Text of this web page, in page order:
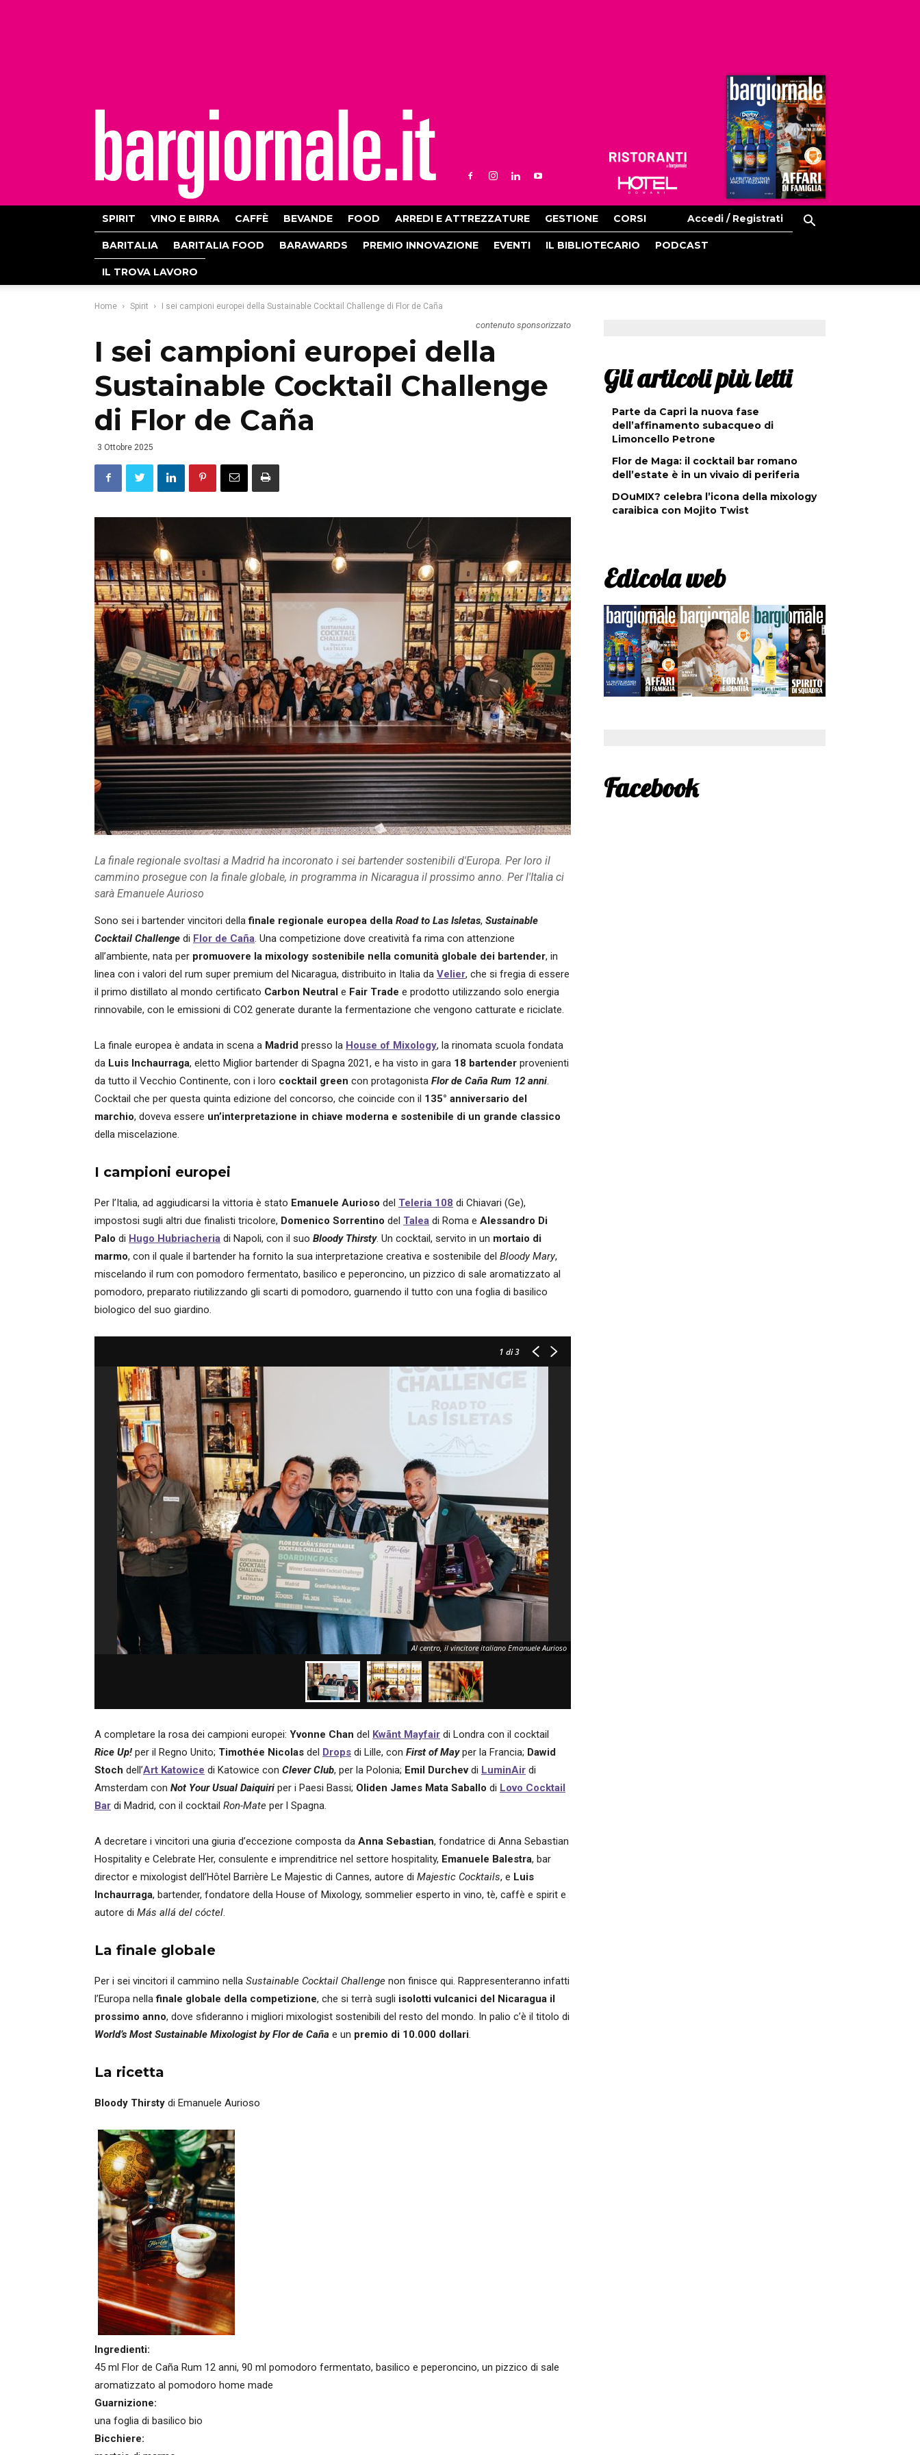
Ristoranti
Hoteldomani
SPIRIT VINO E BIRRA CAFFÈ BEVANDE FOOD ARREDI E ATTREZZATURE GESTIONE CORSI Accedi / Registrati
BARITALIA BARITALIA FOOD BARAWARDS PREMIO INNOVAZIONE EVENTI IL BIBLIOTECARIO PODCAST
IL TROVA LAVORO
Home Spirit I sei campioni europei della Sustainable Cocktail Challenge di Flor de Caña
contenuto sponsorizzato
I sei campioni europei della
Sustainable Cocktail Challenge
di Flor de Caña
3 Ottobre 2025
La finale regionale svoltasi a Madrid ha incoronato i sei bartender sostenibili d'Europa. Per loro il
cammino prosegue con la finale globale, in programma in Nicaragua il prossimo anno. Per l'Italia ci
sarà Emanuele Aurioso
Sono sei i bartender vincitori dellafinale regionale europea della Road to Las Isletas, Sustainable
Cocktail Challenge di Flor de Caña. Una competizione dove creatività fa rima con attenzione
all’ambiente, nata per promuovere la mixology sostenibile nella comunità globale dei bartender, in
linea con i valori del rum super premium del Nicaragua, distribuito in Italia da Velier, che si fregia di essere
il primo distillato al mondo certificato Carbon Neutral e Fair Trade e prodotto utilizzando solo energia
rinnovabile, con le emissioni di CO2 generate durante la fermentazione che vengono catturate e riciclate.
La finale europea è andata in scena a Madrid presso la House of Mixology, la rinomata scuola fondata
da Luis Inchaurraga, eletto Miglior bartender di Spagna 2021, e ha visto in gara 18 bartender provenienti
da tutto il Vecchio Continente, con i loro cocktail green con protagonista Flor de Caña Rum 12 anni.
Cocktail che per questa quinta edizione del concorso, che coincide con il 135° anniversario del
marchio, doveva essere un’interpretazione in chiave moderna e sostenibile di un grande classico
della miscelazione.
I campioni europei
Per l’Italia, ad aggiudicarsi la vittoria è stato Emanuele Aurioso del Teleria 108 di Chiavari (Ge),
impostosi sugli altri due finalisti tricolore, Domenico Sorrentino del Talea di Roma e Alessandro Di
Palo di Hugo Hubriacheria di Napoli, con il suo Bloody Thirsty. Un cocktail, servito in un mortaio di
marmo, con il quale il bartender ha fornito la sua interpretazione creativa e sostenibile del Bloody Mary,
miscelando il rum con pomodoro fermentato, basilico e peperoncino, un pizzico di sale aromatizzato al
pomodoro, preparato riutilizzando gli scarti di pomodoro, guarnendo il tutto con una foglia di basilico
biologico del suo giardino.
1 di 3
Al centro, il vincitore italiano Emanuele Aurioso
A completare la rosa dei campioni europei: Yvonne Chan del Kwãnt Mayfair di Londra con il cocktail
Rice Up! per il Regno Unito; Timothée Nicolas del Drops di Lille, con First of Mayper la Francia; Dawid
Stoch dell’Art Katowice di Katowice con Clever Club, per la Polonia; Emil Durchevdi LuminAir di
Amsterdam con Not Your Usual Daiquiri per i Paesi Bassi; Oliden James Mata Saballo di Lovo Cocktail
Bar di Madrid, con il cocktail Ron-Mate per l Spagna.
A decretare i vincitori una giuria d’eccezione composta da Anna Sebastian, fondatrice di Anna Sebastian
Hospitality e Celebrate Her, consulente e imprenditrice nel settore hospitality, Emanuele Balestra, bar
director e mixologist dell’Hôtel Barrière Le Majestic di Cannes, autore di Majestic Cocktails, e Luis
Inchaurraga, bartender, fondatore della House of Mixology, sommelier esperto in vino, tè, caffè e spirit e
autore di Más allá del cóctel.
La finale globale
Per i sei vincitori il cammino nella Sustainable Cocktail Challenge non finisce qui. Rappresenteranno infatti
l’Europa nellafinale globale della competizione, che si terrà sugli isolotti vulcanici del Nicaragua il
prossimo anno, dove sfideranno i migliori mixologist sostenibili del resto del mondo. In palio c’è il titolo di
World’s Most Sustainable Mixologist by Flor de Caña e un premio di 10.000 dollari.
La ricetta
Bloody Thirsty di Emanuele Aurioso
Ingredienti:
45 ml Flor de Caña Rum 12 anni, 90 ml pomodoro fermentato, basilico e peperoncino, un pizzico di sale
aromatizzato al pomodoro home made
Guarnizione:
una foglia di basilico bio
Bicchiere:
Gli articoli più letti
Parte da Capri la nuova fase
dell’affinamento subacqueo di
Limoncello Petrone
Flor de Maga: il cocktail bar romano
dell’estate è in un vivaio di periferia
DOuMIX? celebra l’icona della mixology
caraibica con Mojito Twist
Edicola web
Facebook